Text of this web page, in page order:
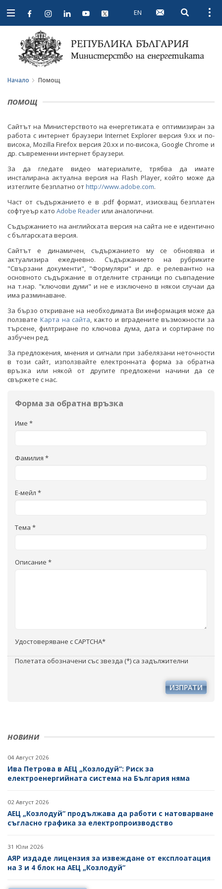
Open
navigation
EN Open
Начало Помощ
НОВИНИ
04 Август 2026
Ива Петрова в АЕЦ „Козлодуй“: Риск за
електроенергийната система на България няма
02 Август 2026
АЕЦ „Козлодуй“ продължава да работи с натоварване
съгласно графика за електропроизводство
31 Юли 2026
АЯР издаде лицензия за извеждане от експлоатация
на 3 и 4 блок на АЕЦ „Козлодуй“
ПОМОЩ
Сайтът на Министерството на енергетиката е оптимизиран за
работа с интернет браузери Internet Explorer версия 9.xx и по-
висока, Mozilla Firefox версия 20.xx и по-висока, Google Chrome и
др. съвременни интернет браузери.
За да гледате видео материалите, трябва да имате
инсталирана актуална версия на Flash Player, който може да
изтеглите безплатно отhttp://www.adobe.com.
Част от съдържанието е в .pdf формат, изискващ безплатен
софтуеър като Adobe Readerили аналогични.
Съдържанието на английската версия на сайта не е идентично
с българската версия.
Сайтът е динамичен, съдържанието му се обновява и
актуализира ежедневно. Съдържанието на рубриките
"Свързани документи", "Формуляри" и др. е релевантно на
основното съдържание в отделните страници по съвпадение
на т.нар. "ключови думи" и не е изключено в някои случаи да
има разминаване.
За бързо откриване на необходимата Ви информация може да
ползвате Карта на сайта, както и вградените възможности за
търсене, филтриране по ключова дума, дата и сортиране по
азбучен ред.
За предложения, мнения и сигнали при забелязани неточности
в този сайт, използвайте електронната форма за обратна
връзка или някой от другите предложени начини да се
свържете с нас.
Форма за обратна връзка
Име *
Фамилия *
Е-мейл *
Тема *
Описание *
Удостоверяване с CAPTCHA*
Полетата обозначени със звезда (*) са задължителни
ИЗПРАТИ